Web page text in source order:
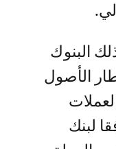
البنوك
الأصول
لبنك